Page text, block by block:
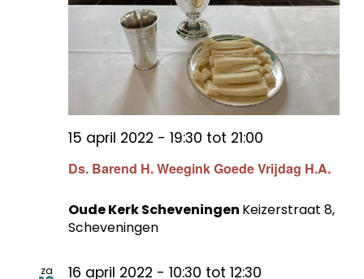
Ds. Barend H. Weegink Goede Vrijdag H.A.
15 april 2022 - 19:30 tot 21:00
Oude Kerk Scheveningen Keizerstraat 8,
Scheveningen
za 16 april 2022 - 10:30 tot 12:30